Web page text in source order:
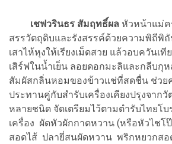
เชฟวรินธร สัมฤทธิ์ผล หัวหน้าแม่ค
สรรวัตถุดิบและรังสรรค์ด้วยความพิถีพิถั
เสาไห้หุงให้เรียงเม็ดสวย แล้วอบควันเ
เสิร์ฟในน้ำเย็น ลอยดอกมะลิและกลีบกุ
สัมผัสกลิ่นหอมของข้าวแช่ที่สดชื่น ช่วย
ประทานคู่กับสำรับเครื่องเคียงปรุงจาก
หลายชนิด จัดเตรียมไว้ตามตำรับไทยโ
เครื่อง ผัดหัวผักกาดหวาน (หรือหัวไชโ
สอดไส้ ปลายี่สนผัดหวาน พริกหยวกสอ